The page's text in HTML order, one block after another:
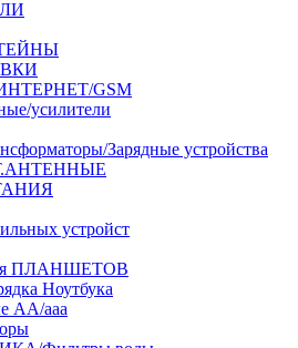
GSM
усилители
Зарядные устройства
устройст
ПЛАНШЕТОВ
Ноутбука
АА/ааа